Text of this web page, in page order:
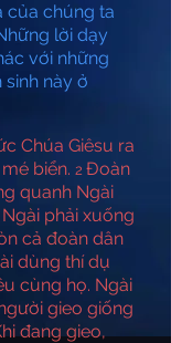
của chúng ta
lời dạy
với những
này ở
Chúa Giêsu ra
biển. 2 Đoàn
quanh Ngài
phải xuống
cả đoàn dân
dùng thí dụ
cùng họ. Ngài
gieo giống
đang gieo,